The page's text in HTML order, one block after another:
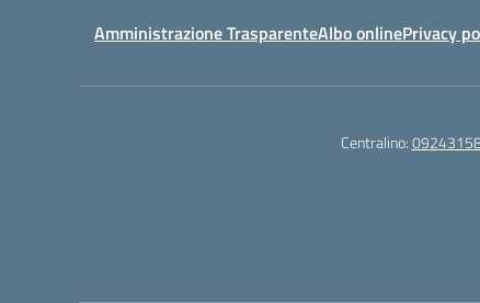
Amministrazione TrasparenteAlbo onlinePrivacy
Centralino: